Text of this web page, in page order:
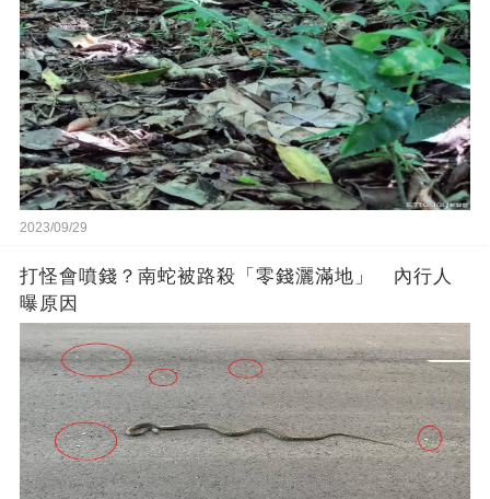
2023/09/29
打怪會噴錢？南蛇被路殺「零錢灑滿地」 內行人
曝原因